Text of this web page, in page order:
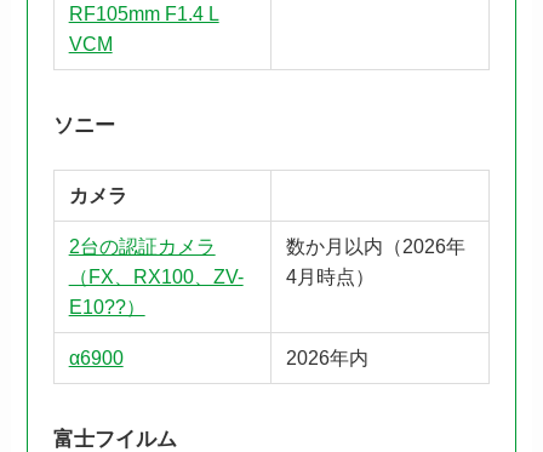
RF105mm F1.4 L
VCM
ソニー
カメラ
2台の認証カメラ
（FX、RX100、ZV-
E10??）
数か月以内（2026年
4月時点）
α6900 2026年内
富士フイルム